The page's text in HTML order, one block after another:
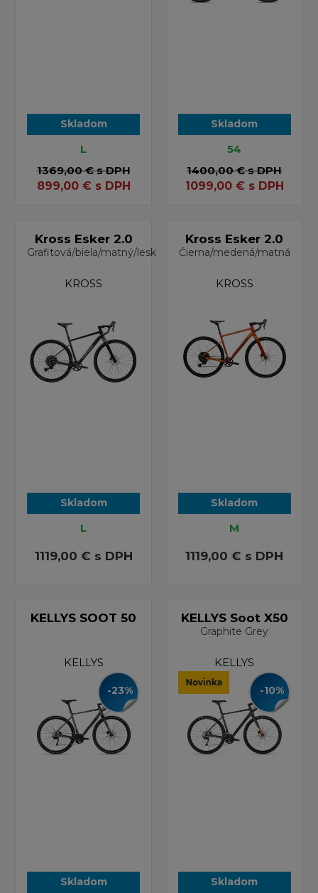
Skladom
L
1369,00 €s DPH
899,00€ s DPH
Skladom
54
1400,00 €s DPH
1099,00€ s DPH
Kross Esker 2.0
Grafitová/biela/matný/lesk
KROSS
Skladom
L
1119,00 € s DPH
Kross Esker 2.0
Čierna/medená/matná
KROSS
Skladom
M
1119,00 € s DPH
KELLYS SOOT 50
KELLYS
-23%
Skladom
KELLYS Soot X50
Graphite Grey
KELLYS
-10%
Skladom